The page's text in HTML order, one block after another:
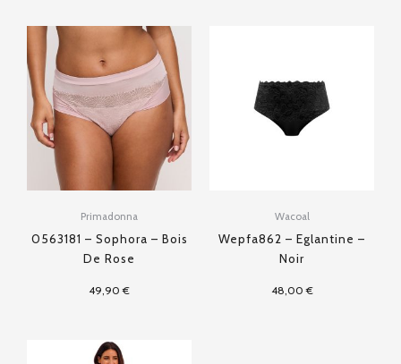
Primadonna
0563181 – Sophora – Bois
De Rose
49,90€
Wacoal
Wepfa862 – Eglantine –
Noir
48,00€